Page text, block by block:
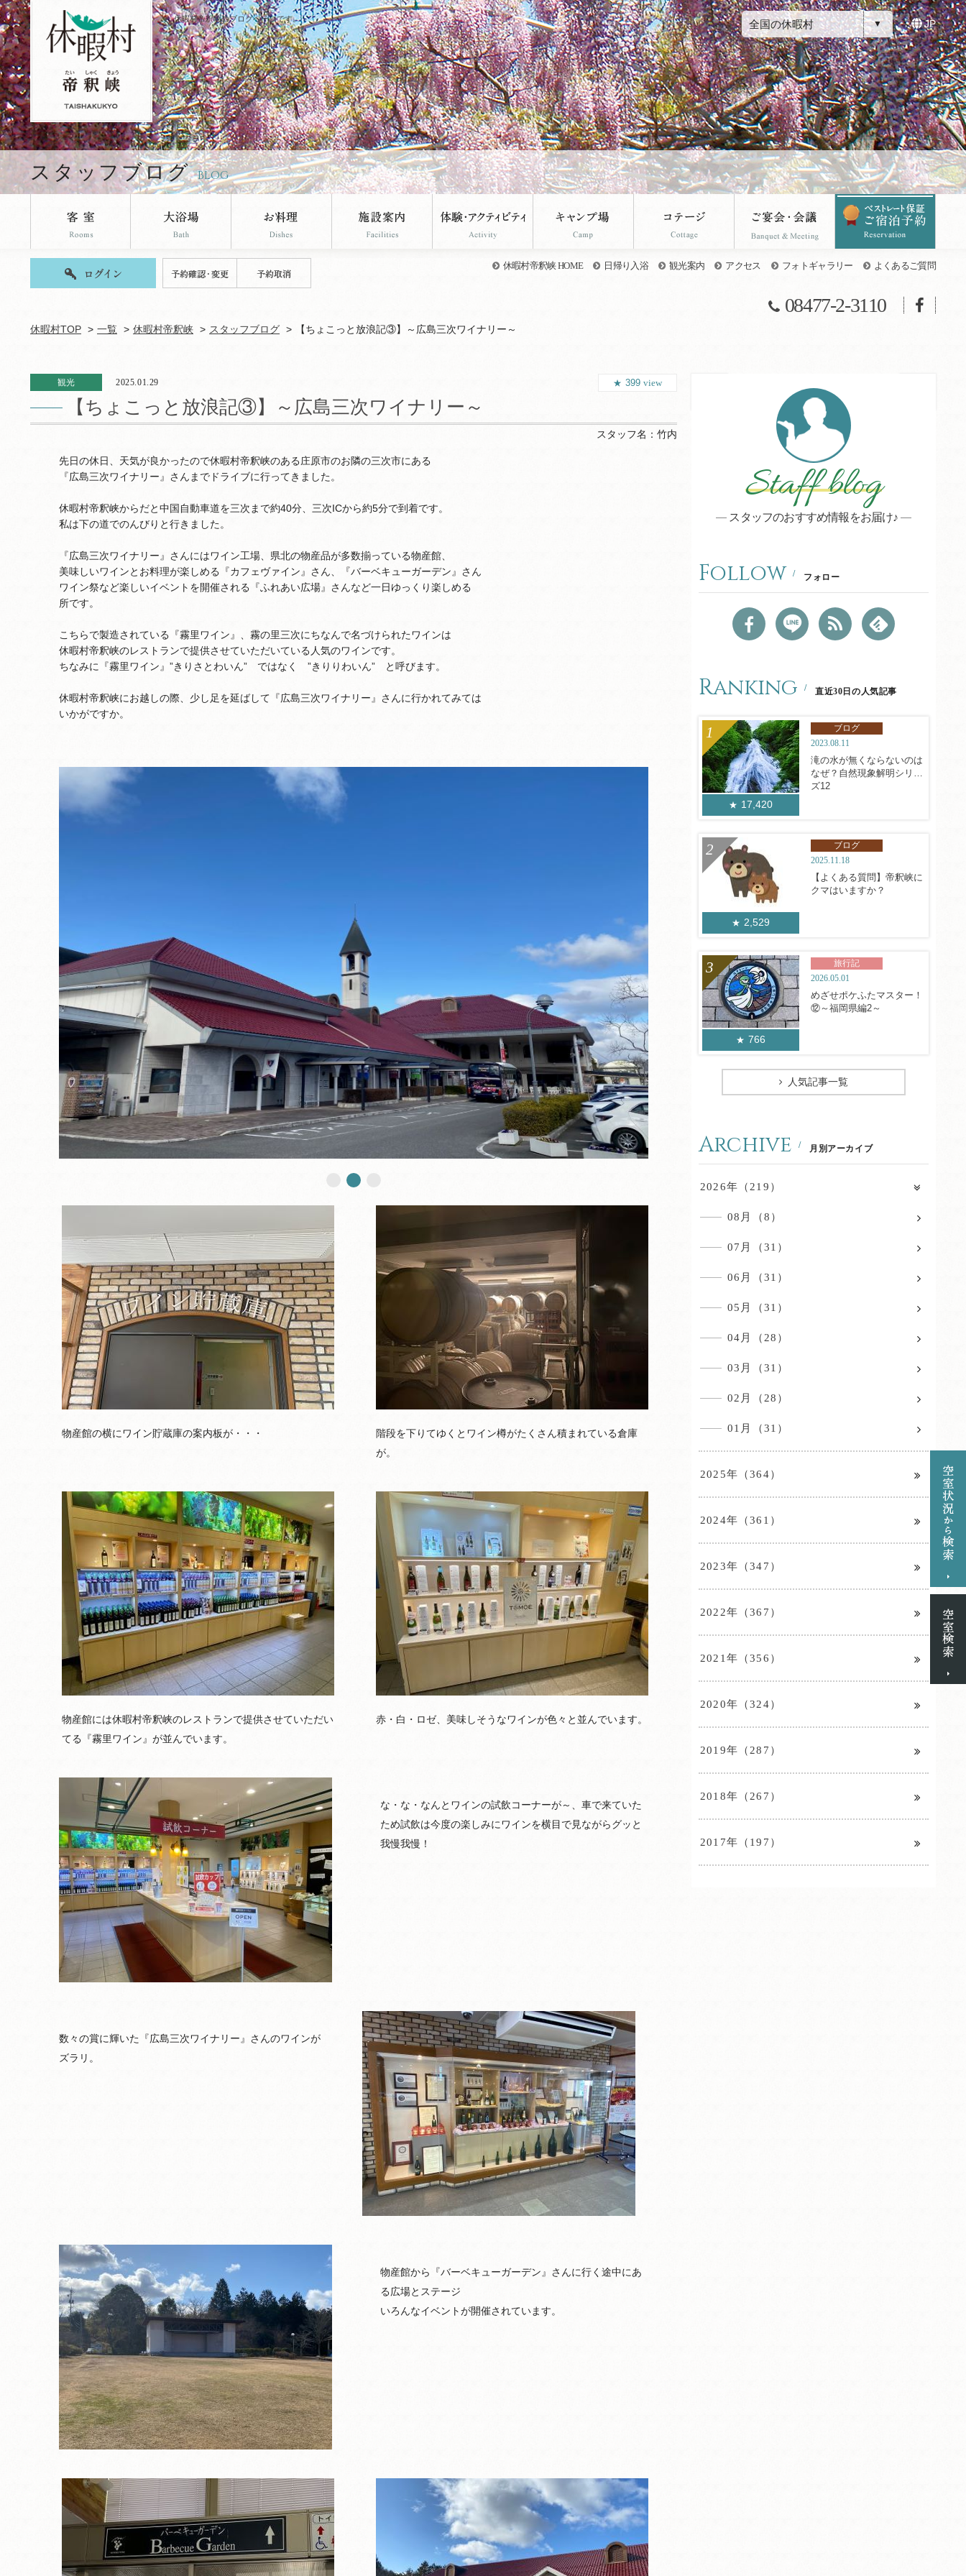
休暇村帝釈峡のブログページです。 全国の休暇村 JP
スタッフブログ BLOG
休暇村帝釈峡 HOME 日帰り入浴 観光案内 アクセス フォトギャラリー よくあるご質問
08477-2-3110
休暇村TOP 一覧 休暇村帝釈峡 スタッフブログ 【ちょこっと放浪記③】～広島三次ワイナリー～
観光 2025.01.29
【ちょこっと放浪記③】～広島三次ワイナリー～
399 view
スタッフ名： 竹内
先日の休日、天気が良かったので休暇村帝釈峡のある庄原市のお隣の三次市にある
『広島三次ワイナリー』さんまでドライブに行ってきました。
休暇村帝釈峡からだと中国自動車道を三次まで約40分、三次ICから約5分で到着です。
私は下の道でのんびりと行きました。
『広島三次ワイナリー』さんにはワイン工場、県北の物産品が多数揃っている物産館、
美味しいワインとお料理が楽しめる『カフェヴァイン』さん、『バーベキューガーデン』さん
ワイン祭など楽しいイベントを開催される『ふれあい広場』さんなど一日ゆっくり楽しめる
所です。
こちらで製造されている『霧里ワイン』、霧の里三次にちなんで名づけられたワインは
休暇村帝釈峡のレストランで提供させていただいている人気のワインです。
ちなみに『霧里ワイン』”きりさとわいん” ではなく ”きりりわいん” と呼びます。
休暇村帝釈峡にお越しの際、少し足を延ばして『広島三次ワイナリー』さんに行かれてみては
いかがですか。
物産館の横にワイン貯蔵庫の案内板が・・・
階段を下りてゆくとワイン樽がたくさん積まれている倉庫
が。
物産館には休暇村帝釈峡のレストランで提供させていただい
てる『霧里ワイン』が並んでいます。
赤・白・ロゼ、美味しそうなワインが色々と並んでいます。
な・な・なんとワインの試飲コーナーが～、車で来ていた
ため試飲は今度の楽しみにワインを横目で見ながらグッと
我慢我慢！
数々の賞に輝いた『広島三次ワイナリー』さんのワインが
ズラリ。
物産館から『バーベキューガーデン』さんに行く途中にあ
る広場とステージ
いろんなイベントが開催されています。
Staff blog
スタッフのおすすめ情報をお届け♪
Follow フォロー
Ranking 直近30日の人気記事
17,420
ブログ
2023.08.11
滝の水が無くならないのは
なぜ？自然現象解明シリー
ズ12
2,529
ブログ
2025.11.18
【よくある質問】帝釈峡に
クマはいますか？
766
旅行記
2026.05.01
めざせポケふたマスター！
⑫～福岡県編2～
人気記事一覧
Archive 月別アーカイブ
2026年（219）
08月（8）
07月（31）
06月（31）
05月（31）
04月（28）
03月（31）
02月（28）
01月（31）
2025年（364）
2024年（361）
2023年（347）
2022年（367）
2021年（356）
2020年（324）
2019年（287）
2018年（267）
2017年（197）